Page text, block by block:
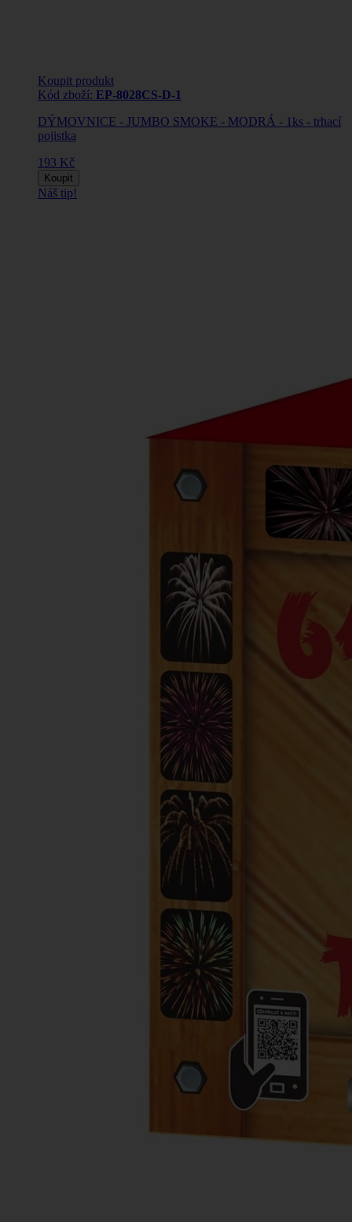
Koupit produkt
Kód zboží: EP-8028CS-D-1
DÝMOVNICE - JUMBO SMOKE - MODRÁ - 1ks - trhací
pojistka
193 Kč
Koupit
Náš tip!